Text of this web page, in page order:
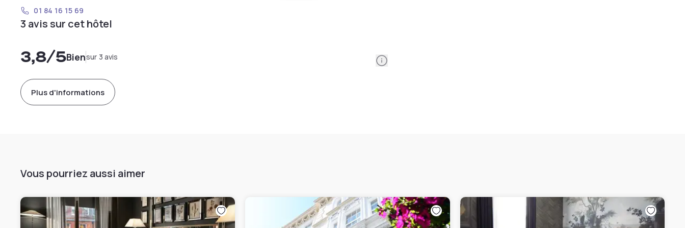
01 84 16 15 69
3 avis sur cet hôtel
3,8/5Biensur 3 avis Information
Plus d'informations
Vous pourriez aussi aimer